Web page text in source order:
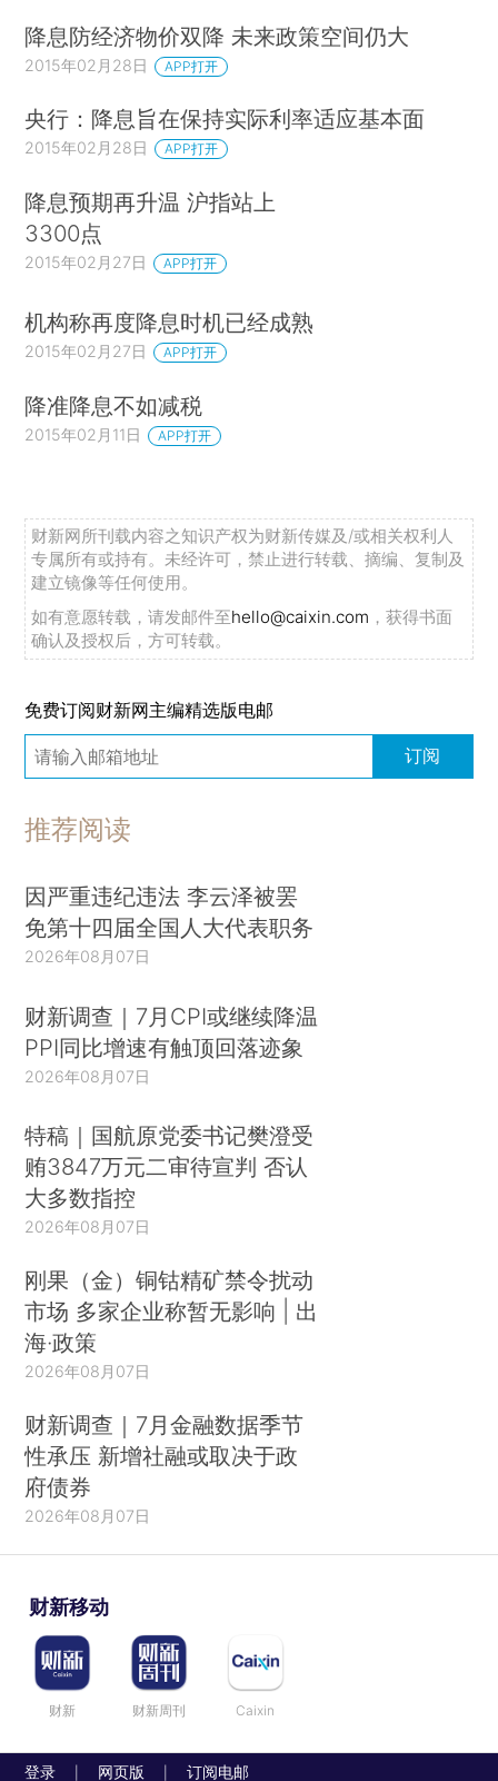
降息防经济物价双降 未来政策空间仍大
2015年02月28日 APP打开
央行：降息旨在保持实际利率适应基本面
2015年02月28日 APP打开
降息预期再升温 沪指站上
3300点
2015年02月27日 APP打开
机构称再度降息时机已经成熟
2015年02月27日 APP打开
降准降息不如减税
2015年02月11日 APP打开
财新网所刊载内容之知识产权为财新传媒及/或相关权利人
专属所有或持有。未经许可，禁止进行转载、摘编、复制及
建立镜像等任何使用。
如有意愿转载，请发邮件至hello@caixin.com ，获得书面
确认及授权后，方可转载。
免费订阅财新网主编精选版电邮
订阅
推荐阅读
因严重违纪违法 李云泽被罢
免第十四届全国人大代表职务
2026年08月07日
财新调查｜7月CPI或继续降温
PPI同比增速有触顶回落迹象
2026年08月07日
特稿｜国航原党委书记樊澄受
贿3847万元二审待宣判 否认
大多数指控
2026年08月07日
刚果（金）铜钴精矿禁令扰动
市场 多家企业称暂无影响 | 出
海·政策
2026年08月07日
财新调查｜7月金融数据季节
性承压 新增社融或取决于政
府债券
2026年08月07日
财新移动
财新 财新周刊 Caixin
登录 网页版 订阅电邮